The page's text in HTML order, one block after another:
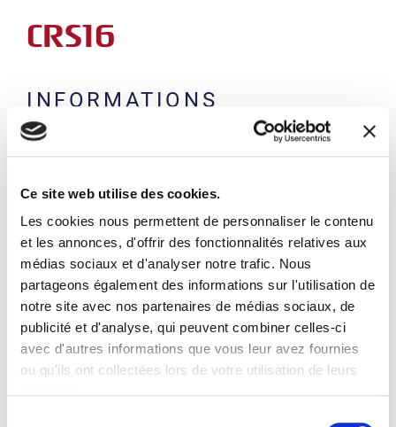
Ce site web utilise des cookies.
Les cookies nous permettent de personnaliser le contenu
et les annonces, d'offrir des fonctionnalités relatives aux
médias sociaux et d'analyser notre trafic. Nous
partageons également des informations sur l'utilisation de
notre site avec nos partenaires de médias sociaux, de
publicité et d'analyse, qui peuvent combiner celles-ci
avec d'autres informations que vous leur avez fournies
ou qu'ils ont collectées lors de votre utilisation de leurs
CRS16
INFORMATIONS
TECHNIQUES
Chariot dédié au stockage et au transport de ouvrants
Base inclinée à 7°
12 compartiments d’environ 110 mm divisés par des
tubes recouverts d’un tube en polyuréthane
2 grilles avec tubes de séparation de 70 cm de long
4 roues pivotantes, dont 2 avec frein
Panneau de base en MDF
DIMENSIONS
Largeur: 1500 mm